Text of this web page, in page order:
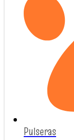
Pulseras